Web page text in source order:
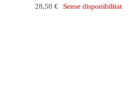
28,50 € Sense disponibilitat